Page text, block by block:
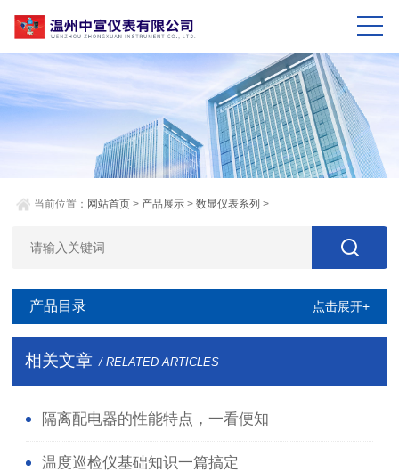
当前位置： 网站首页 > 产品展示 >数显仪表系列 >
产品目录 点击展开+
相关文章 / RELATED ARTICLES
隔离配电器的性能特点，一看便知
温度巡检仪基础知识一篇搞定